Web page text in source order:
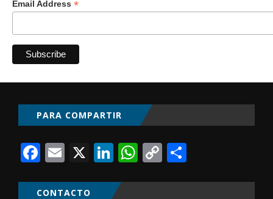
Email Address *
PARA COMPARTIR
Facebook
Email
X LinkedIn
WhatsApp
Copy
CONTACTO